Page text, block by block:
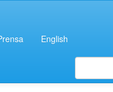
English